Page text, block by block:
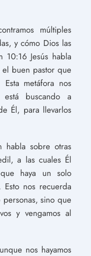
múltiples
y cómo Dios las
10:16 Jesús habla
buen pastor que
metáfora nos
buscando a
Él, para llevarlos
habla sobre otras
a las cuales Él
haya un solo
Esto nos recuerda
sino que
y vengamos al
nos hayamos